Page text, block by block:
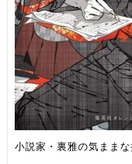
小説家・裏雅の気まま